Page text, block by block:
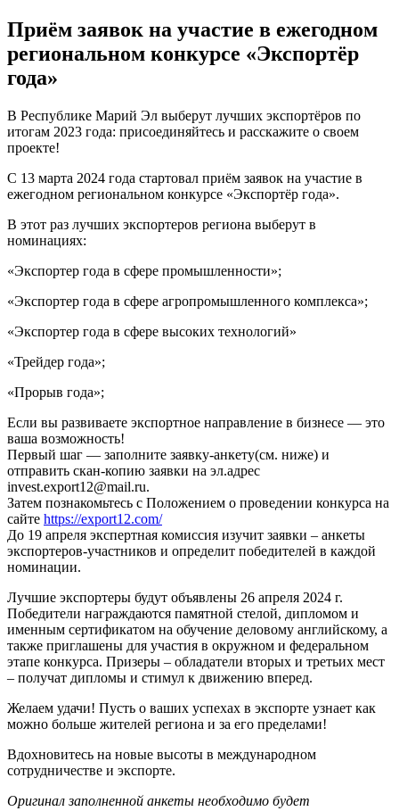
Приём заявок на участие в ежегодном
региональном конкурсе «Экспортёр
года»
В Республике Марий Эл выберут лучших экспортёров по
итогам 2023 года: присоединяйтесь и расскажите о своем
проекте!
С 13 марта 2024 года стартовал приём заявок на участие в
ежегодном региональном конкурсе «Экспортёр года».
В этот раз лучших экспортеров региона выберут в
номинациях:
«Экспортер года в сфере промышленности»;
«Экспортер года в сфере агропромышленного комплекса»;
«Экспортер года в сфере высоких технологий»
«Трейдер года»;
«Прорыв года»;
Если вы развиваете экспортное направление в бизнесе — это
ваша возможность!
Первый шаг — заполните заявку-анкету(см. ниже) и
отправить скан-копию заявки на эл.адрес
invest.export12@mail.ru.
Затем познакомьтесь с Положением о проведении конкурса на
сайте https://export12.com/
До 19 апреля экспертная комиссия изучит заявки – анкеты
экспортеров-участников и определит победителей в каждой
номинации.
Лучшие экспортеры будут объявлены 26 апреля 2024 г.
Победители награждаются памятной стелой, дипломом и
именным сертификатом на обучение деловому английскому, а
также приглашены для участия в окружном и федеральном
этапе конкурса. Призеры – обладатели вторых и третьих мест
– получат дипломы и стимул к движению вперед.
Желаем удачи! Пусть о ваших успехах в экспорте узнает как
можно больше жителей региона и за его пределами!
Вдохновитесь на новые высоты в международном
сотрудничестве и экспорте.
Оригинал заполненной анкеты необходимо будет